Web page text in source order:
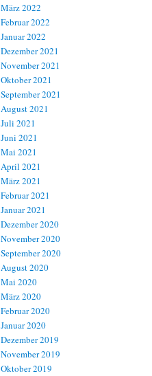
März 2022
Februar 2022
Januar 2022
Dezember 2021
November 2021
Oktober 2021
September 2021
August 2021
Juli 2021
Juni 2021
Mai 2021
April 2021
März 2021
Februar 2021
Januar 2021
Dezember 2020
November 2020
September 2020
August 2020
Mai 2020
März 2020
Februar 2020
Januar 2020
Dezember 2019
November 2019
Oktober 2019